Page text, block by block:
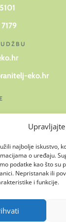
najbolje iskustvo,
o uređaju.
podatke kao što su
Nepristanak ili
i funkcije.
eko.hr
31 400